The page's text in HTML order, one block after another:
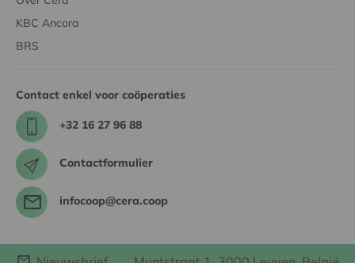
KBC Ancora
BRS
Contact enkel voor coöperaties
+32 16 27 96 88
Contactformulier
infocoop@cera.coop